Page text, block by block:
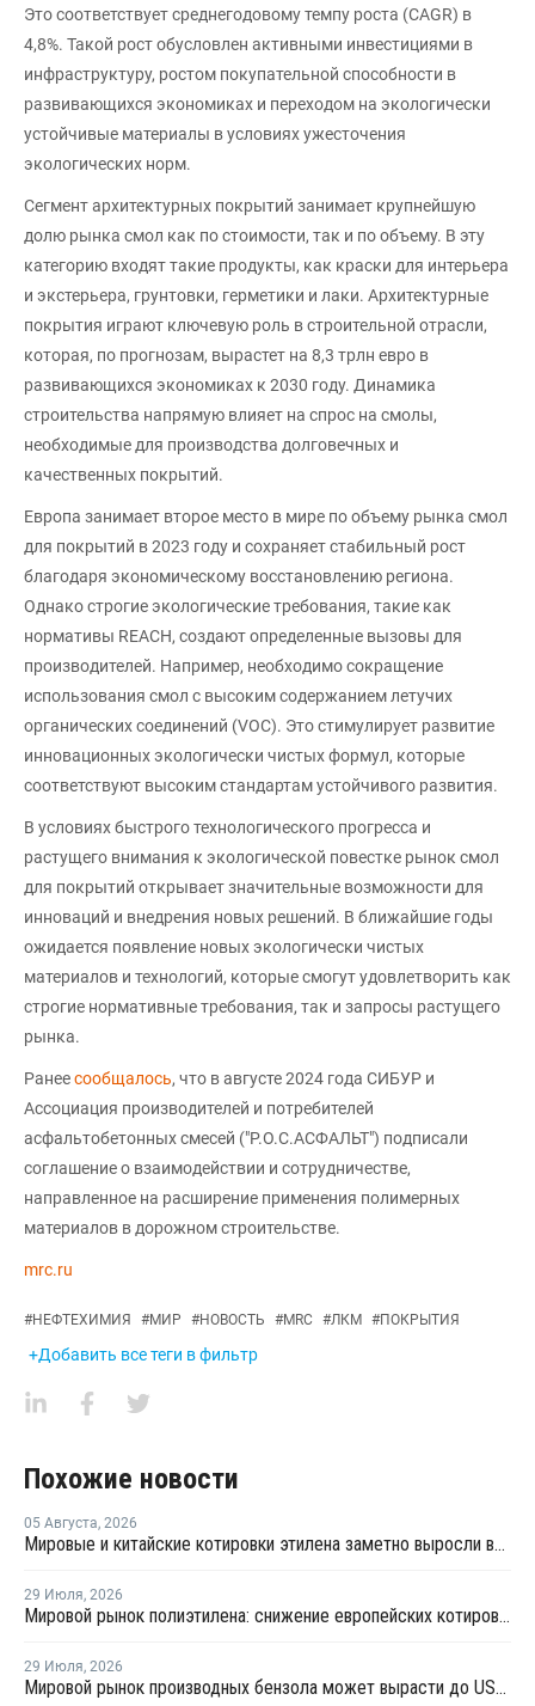
Это соответствует среднегодовому темпу роста (CAGR) в
4,8%. Такой рост обусловлен активными инвестициями в
инфраструктуру, ростом покупательной способности в
развивающихся экономиках и переходом на экологически
устойчивые материалы в условиях ужесточения
экологических норм.
Сегмент архитектурных покрытий занимает крупнейшую
долю рынка смол как по стоимости, так и по объему. В эту
категорию входят такие продукты, как краски для интерьера
и экстерьера, грунтовки, герметики и лаки. Архитектурные
покрытия играют ключевую роль в строительной отрасли,
которая, по прогнозам, вырастет на 8,3 трлн евро в
развивающихся экономиках к 2030 году. Динамика
строительства напрямую влияет на спрос на смолы,
необходимые для производства долговечных и
качественных покрытий.
Европа занимает второе место в мире по объему рынка смол
для покрытий в 2023 году и сохраняет стабильный рост
благодаря экономическому восстановлению региона.
Однако строгие экологические требования, такие как
нормативы REACH, создают определенные вызовы для
производителей. Например, необходимо сокращение
использования смол с высоким содержанием летучих
органических соединений (VOC). Это стимулирует развитие
инновационных экологически чистых формул, которые
соответствуют высоким стандартам устойчивого развития.
В условиях быстрого технологического прогресса и
растущего внимания к экологической повестке рынок смол
для покрытий открывает значительные возможности для
инноваций и внедрения новых решений. В ближайшие годы
ожидается появление новых экологически чистых
материалов и технологий, которые смогут удовлетворить как
строгие нормативные требования, так и запросы растущего
рынка.
Ранеесообщалось, что в августе 2024 года СИБУР и
Ассоциация производителей и потребителей
асфальтобетонных смесей ("Р.О.С.АСФАЛЬТ") подписали
соглашение о взаимодействии и сотрудничестве,
направленное на расширение применения полимерных
материалов в дорожном строительстве.
mrc.ru
#НЕФТЕХИМИЯ #МИР #НОВОСТЬ #MRC #ЛКМ #ПОКРЫТИЯ
+Добавить все теги в фильтр
Похожие новости
05 Августа, 2026
Мировые и китайские котировки этилена заметно выросли во второй половине июля
29 Июля, 2026
Мировой рынок полиэтилена: снижение европейских котировок и перестройка ценового диапазона в Китае
29 Июля, 2026
Мировой рынок производных бензола может вырасти до USD69,3 млрд к 2032 году за счет спроса на стирольные полимеры